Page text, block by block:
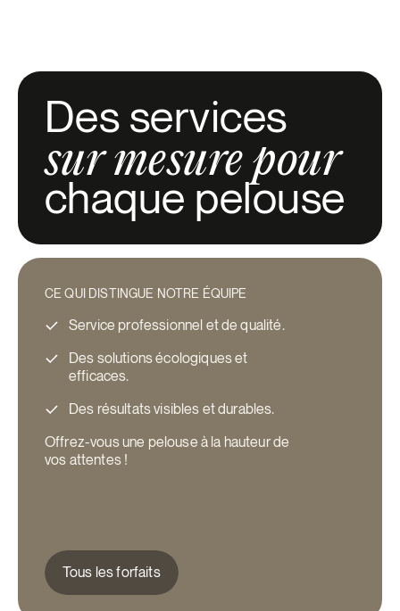
Des services
sur mesure pour
chaque pelouse
CE QUI DISTINGUE NOTRE ÉQUIPE
Service professionnel et de qualité.
Des solutions écologiques et
efficaces.
Des résultats visibles et durables.
Offrez-vous une pelouse à la hauteur de
vos attentes !
Tous les forfaits